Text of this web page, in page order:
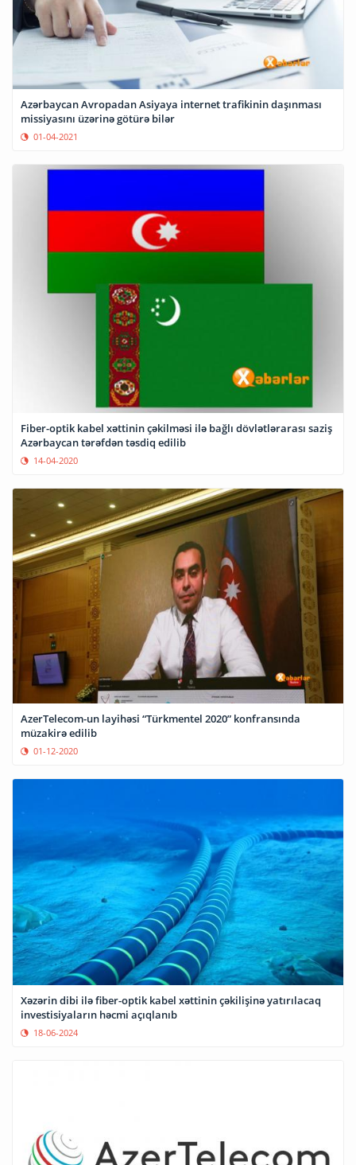
Azərbaycan Avropadan Asiyaya internet trafikinin daşınması
missiyasını üzərinə götürə bilər
01-04-2021
Fiber-optik kabel xəttinin çəkilməsi ilə bağlı dövlətlərarası saziş
Azərbaycan tərəfdən təsdiq edilib
14-04-2020
AzerTelecom-un layihəsi “Türkmentel 2020” konfransında
müzakirə edilib
01-12-2020
Xəzərin dibi ilə fiber-optik kabel xəttinin çəkilişinə yatırılacaq
investisiyaların həcmi açıqlanıb
18-06-2024